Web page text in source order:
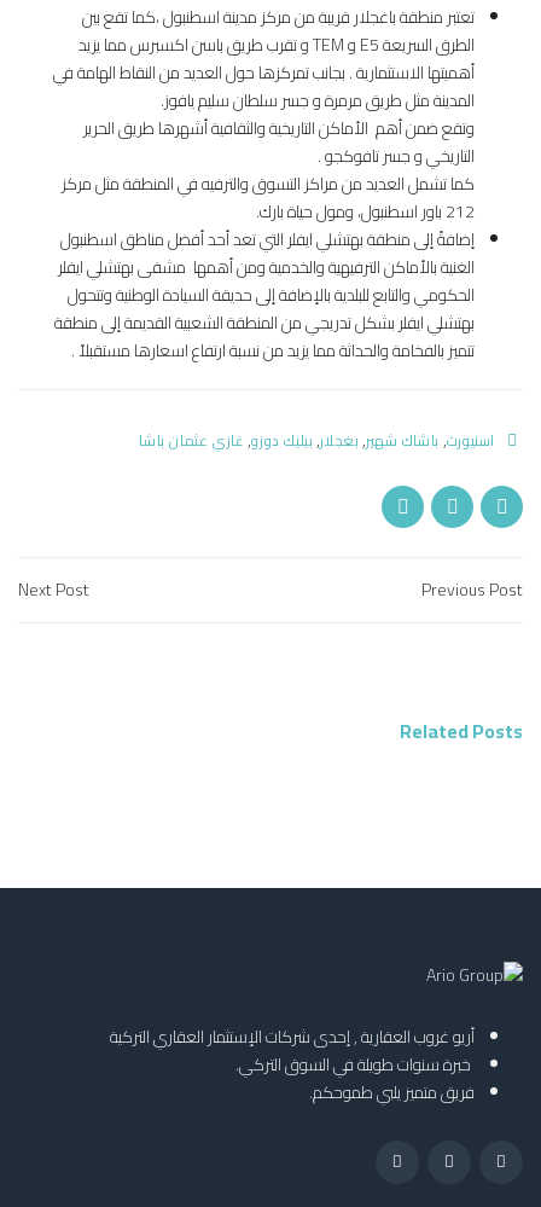
تعتبر منطقة باغجلار قريبة من مركز مدينة اسطنبول ،كما تقع بين
الطرق السريعة E5 و TEM و تقرب طريق باسن اكسبرس مما يزيد
أهميتها الاستثمارية . بجانب تمركزها حول العديد من النقاط الهامة في
المدينة مثل طريق مرمرة و جسر سلطان سليم يافوز.
وتقع ضمن أهم الأماكن التاريخية والثقافية أشهرها طريق الحرير
التاريخي و جسر تافوكجو .
كما تشمل العديد من مراكز التسوق والترفيه في المنطقة مثل مركز
212 باور اسطنبول، ومول حياة بارك.
إضافةً إلى منطقة بهتشلي ايفلر التي تعد أحد أفضل مناطق اسطنبول
الغنية بالأماكن الترفيهية والخدمية ومن أهمها مشفى بهتشلي ايفلر
الحكومي والتابع للبلدية بالإضافة إلى حديقة السيادة الوطنية وتتحول
بهتشلي ايفلر بشكل تدريجي من المنطقة الشعبية القديمة إلى منطقة
تتميز بالفخامة والحداثة مما يزيد من نسبة ارتفاع اسعارها مستقبلاً .
اسنيورت, باشاك شهير,بغجلار,بيليك دوزو,غازي عثمان باشا
Previous Post
Next Post
Related Posts
أريو غروب العقارية , إحدى شركات الإستثمار العقاري التركية
خبرة سنوات طويلة في السوق التركي.
فريق متميز يلبي طموحكم.